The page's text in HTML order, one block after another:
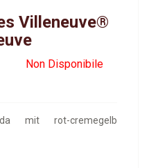
Villeneuve®
Non Disponibile
mit rot-cremegelb